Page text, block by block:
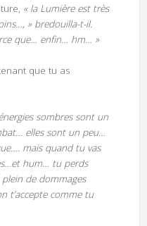
« la Lumière est très
» bredouilla-t-il.
que… enfin… hm… »
que tu as
sombres sont un
elles sont un peu…
mais quand tu vas
hum… tu perds
de dommages
t’accepte comme tu